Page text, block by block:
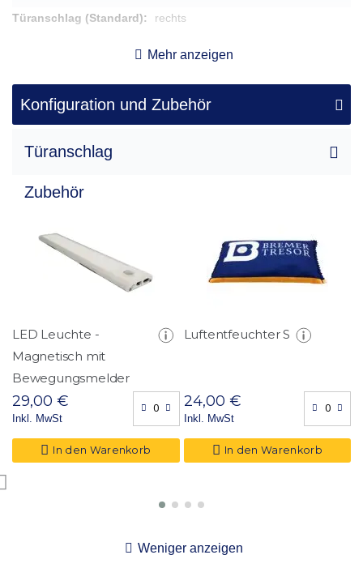
rechts
54,00 l
Mehr anzeigen
Konfiguration und Zubehör
Türanschlag
Zubehör
LED Leuchte -
Magnetisch mit
Bewegungsmelder
29,00 €
Inkl. MwSt
In den Warenkorb
Luftentfeuchter S
24,00 €
Inkl. MwSt
In den Warenkorb
Weniger anzeigen